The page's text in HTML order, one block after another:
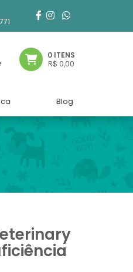
0 ITENS
R$ 0,00
Blog